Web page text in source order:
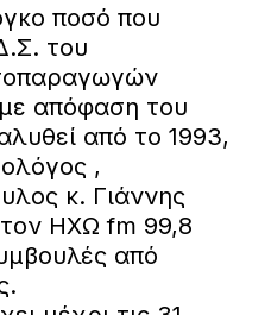
ποσό που
του
απόφαση του
από το 1993,
,
κ. Γιάννης
ΗΧΩ fm 99,8
από